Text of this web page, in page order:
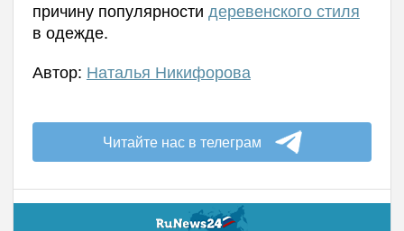
причину популярности деревенского стиля
в одежде.
Автор: Наталья Никифорова
Читайте нас в телеграм